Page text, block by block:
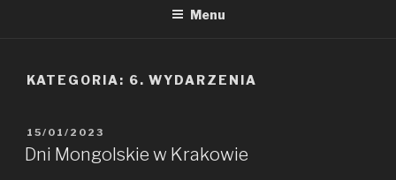
Menu
KATEGORIA: 6. WYDARZENIA
POSTED
ON
15/01/2023
Dni Mongolskie w Krakowie